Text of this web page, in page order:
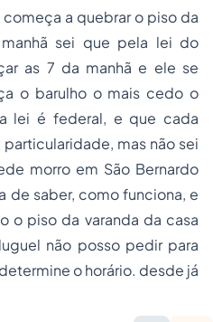
a quebrar o piso da
sei que pela lei do
as 7 da manhã e ele se
o barulho o mais cedo o
lei é federal, e que cada
mas não sei
morro em São Bernardo
de saber, como funciona, e
o piso da varanda da casa
não posso pedir para
o horário. desde já